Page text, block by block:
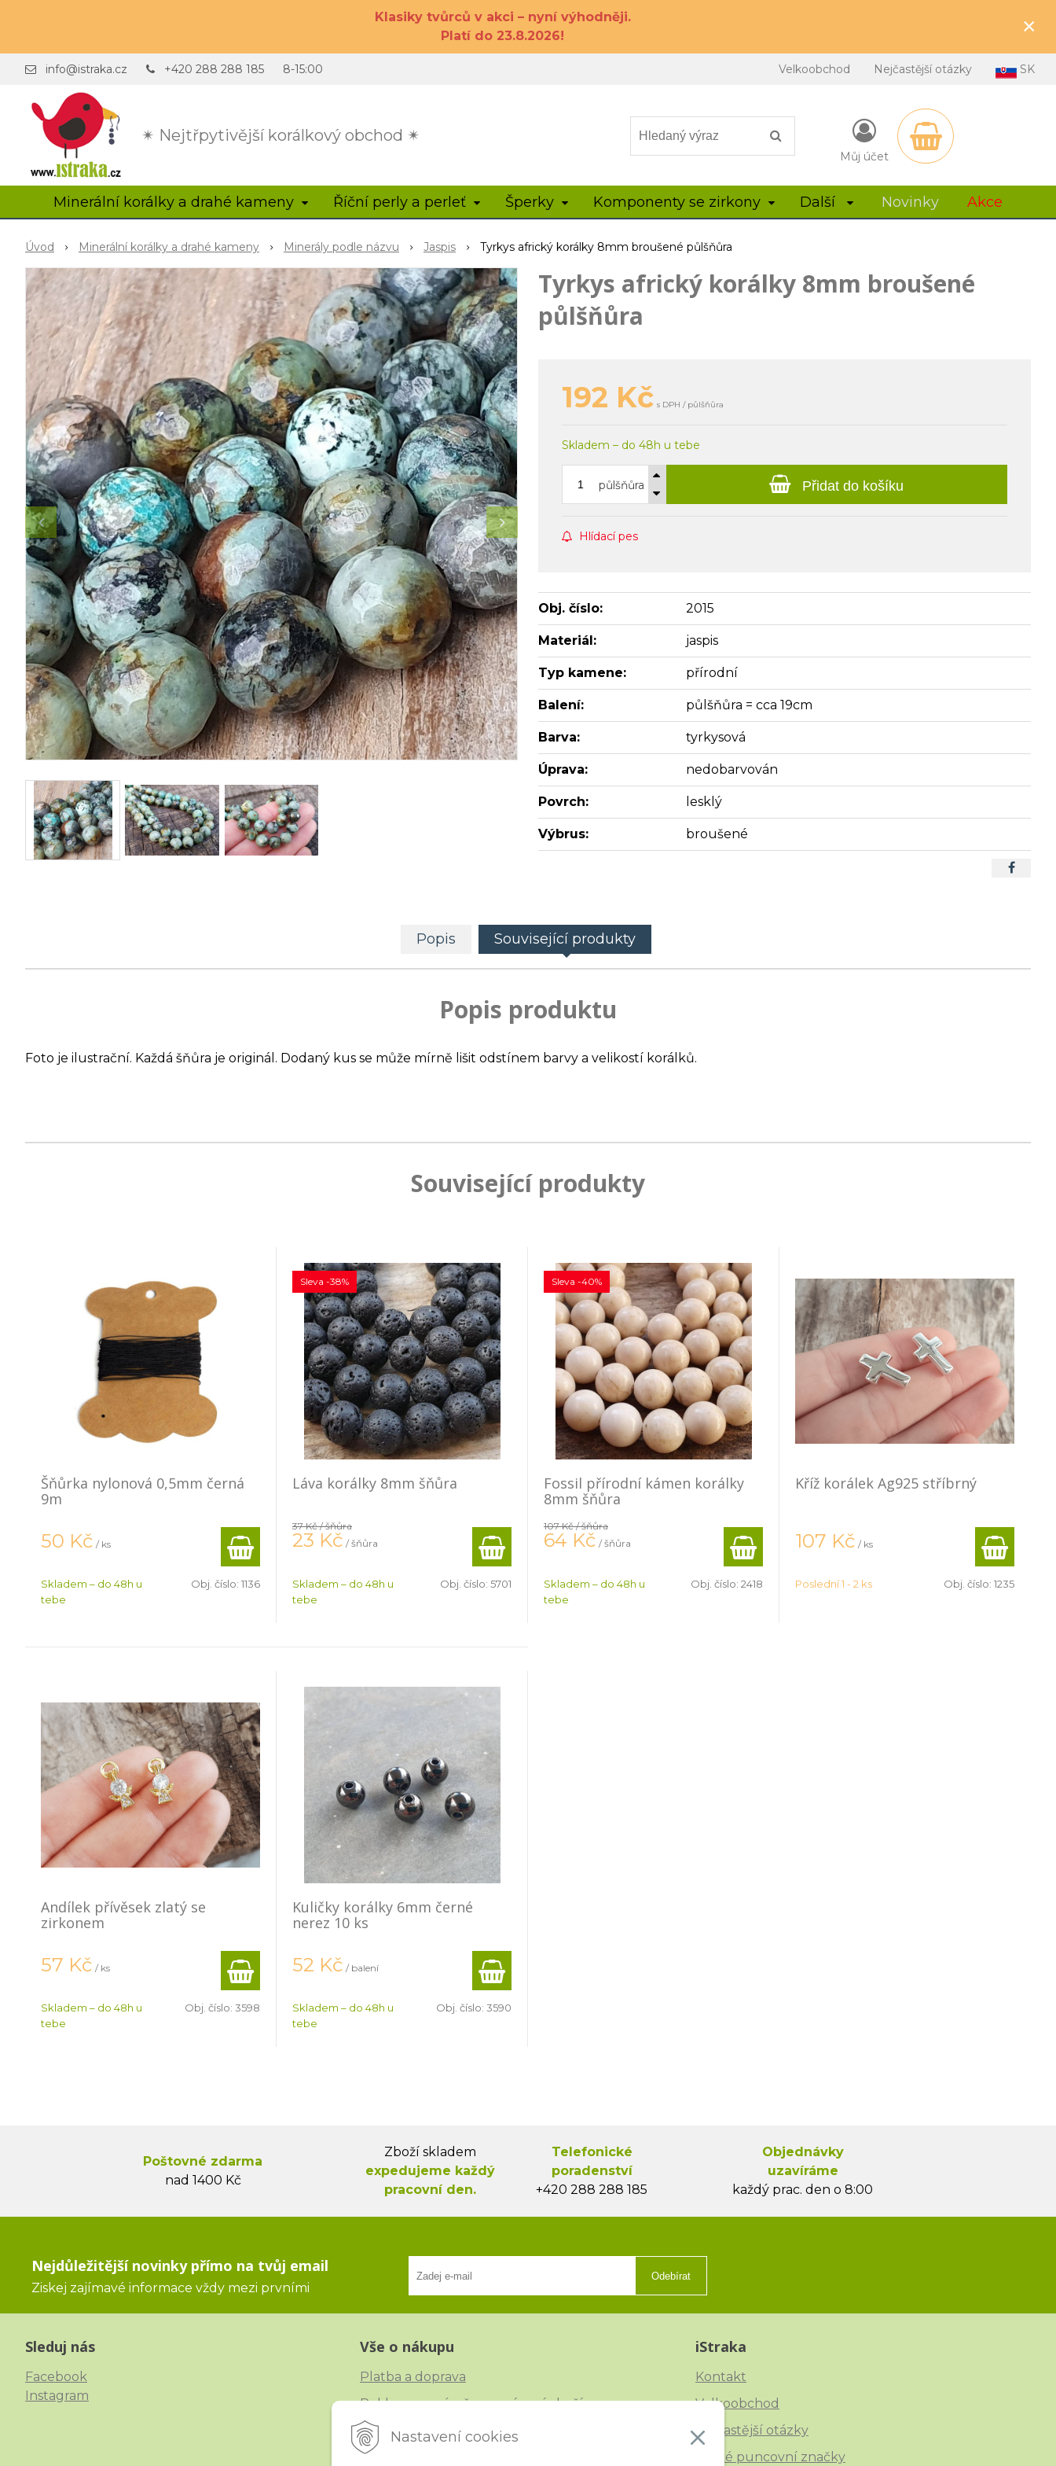
Nastavení cookies
Klasiky tvůrců v akci – nyní výhodněji.
Platí do 23.8.2026!
×
✴ Nejtřpytivější korálkový obchod ✴
info@istraka.cz +420 288 288 185 8-15:00 Velkoobchod Nejčastější otázky SK
Můj účet
Minerální korálky a drahé kameny Říční perly a perleť Šperky Komponenty se zirkony Další Novinky Akce
Úvod Minerální korálky a drahé kameny Minerály podle názvu Jaspis Tyrkys africký korálky 8mm broušené půlšňůra
Tyrkys africký korálky 8mm broušené
půlšňůra
192 Kč s DPH / půlšňůra
Skladem – do 48h u tebe
půlšňůra Přidat do košíku
Hlídací pes
Obj. číslo: 2015
Materiál: jaspis
Typ kamene: přírodní
Balení: půlšňůra = cca 19cm
Barva: tyrkysová
Úprava: nedobarvován
Povrch: lesklý
Výbrus: broušené
Popis Související produkty
Popis produktu
Foto je ilustrační. Každá šňůra je originál. Dodaný kus se může mírně lišit odstínem barvy a velikostí korálků.
Související produkty
Šňůrka nylonová 0,5mm černá
9m
50 Kč / ks
Skladem – do 48h u
tebe
Obj. číslo: 1136
Láva korálky 8mm šňůra
Sleva -38%
37 Kč/ šňůra
23 Kč / šňůra
Skladem – do 48h u
tebe
Obj. číslo: 5701
Fossil přírodní kámen korálky
8mm šňůra
Sleva -40%
107 Kč/ šňůra
64 Kč / šňůra
Skladem – do 48h u
tebe
Obj. číslo: 2418
Kříž korálek Ag925 stříbrný
107 Kč / ks
Poslední 1 - 2 ks Obj. číslo: 1235
Andílek přívěsek zlatý se
zirkonem
57 Kč / ks
Skladem – do 48h u
tebe
Obj. číslo: 3598
Kuličky korálky 6mm černé
nerez 10 ks
52 Kč / balení
Skladem – do 48h u
tebe
Obj. číslo: 3590
Poštovné zdarma
nad 1400 Kč
Zboží skladem
expedujeme každý
pracovní den.
Telefonické
poradenství
+420 288 288 185
Objednávky
uzavíráme
každý prac. den o 8:00
Nejdůležitější novinky přímo na tvůj email
Ziskej zajímavé informace vždy mezi prvními
Odebírat
Sleduj nás
Facebook
Instagram
Vše o nákupu
Platba a doprava
Reklamace, výměna a vrácení zboží
Obchodní podmínky
Ochrana osobních údajů
iStraka
Kontakt
Velkoobchod
Nejčastější otázky
České puncovní značky